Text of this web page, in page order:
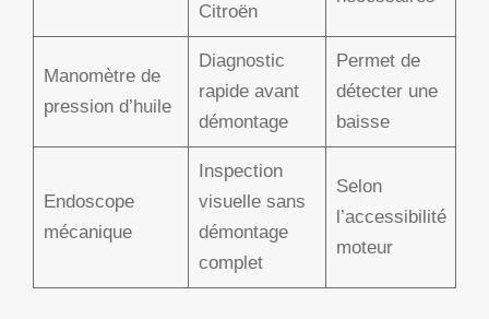
Citroën
Manomètre de
pression d’huile
Diagnostic
rapide avant
démontage
Permet de
détecter une
baisse
Endoscope
mécanique
Inspection
visuelle sans
démontage
complet
Selon
l’accessibilité
moteur